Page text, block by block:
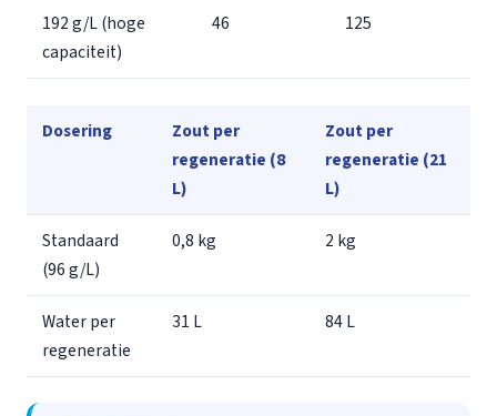
192 g/L (hoge
capaciteit)
46 125
Dosering
Zout per
regeneratie (8
L)
Zout per
regeneratie (21
L)
Standaard
(96 g/L)
0,8 kg 2 kg
Water per
regeneratie
31 L 84 L